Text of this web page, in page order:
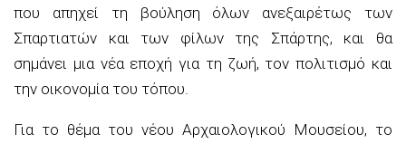
που απηχεί τη βούληση όλων ανεξαιρέτως των
Σπαρτιατών και των φίλων της Σπάρτης, και θα
σημάνει μια νέα εποχή για τη ζωή, τον πολιτισμό και
την οικονομία του τόπου.
Για το θέμα του νέου Αρχαιολογικού Μουσείου, το